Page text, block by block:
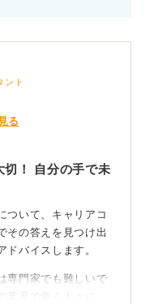
ント
る
切！ 自分の手で未
ついて、キャリアコ
その答えを見つけ出
バイスします。
専門家でも難しいで
業界で働く人々に